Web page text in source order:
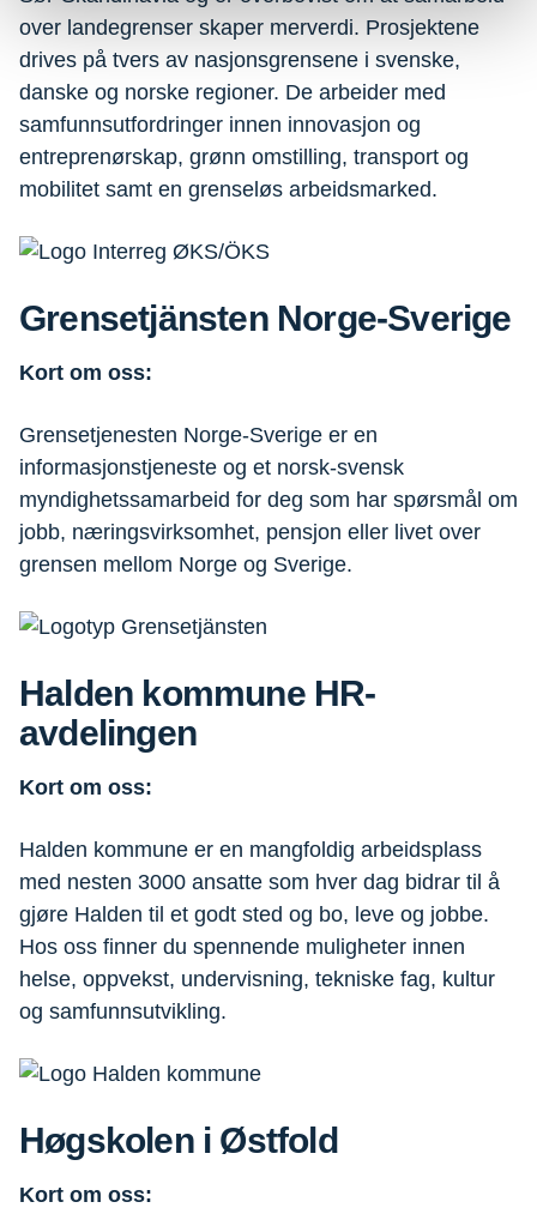
over landegrenser skaper merverdi. Prosjektene
drives på tvers av nasjonsgrensene i svenske,
danske og norske regioner. De arbeider med
samfunnsutfordringer innen innovasjon og
entreprenørskap, grønn omstilling, transport og
mobilitet samt en grenseløs arbeidsmarked.
Grensetjänsten Norge-Sverige
Kort om oss:
Grensetjenesten Norge-Sverige er en
informasjonstjeneste og et norsk-svensk
myndighetssamarbeid for deg som har spørsmål om
jobb, næringsvirksomhet, pensjon eller livet over
grensen mellom Norge og Sverige.
Halden kommune HR-
avdelingen
Kort om oss:
Halden kommune er en mangfoldig arbeidsplass
med nesten 3000 ansatte som hver dag bidrar til å
gjøre Halden til et godt sted og bo, leve og jobbe.
Hos oss finner du spennende muligheter innen
helse, oppvekst, undervisning, tekniske fag, kultur
og samfunnsutvikling.
Høgskolen i Østfold
Kort om oss: